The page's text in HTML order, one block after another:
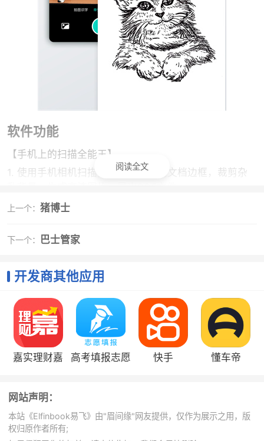
软件功能
【手机上的扫描全能王】
1. 使用手机相机扫描拍照，自动识别文档边框，裁剪杂
2. 高品质扫描，自动优化图片获取高质量的扫描件，媲
3. 多种图像处理模式，文档、绘画、黑白多种效果可
档。
【免费OCR文字识别】
1. 识别图片中的文字，高准确率，支持中文、英文、法
语等多种语言。
2. 可以对识别的文字编辑、复制、分享。
【手写笔记随处办公】
3. 在课堂、办公室和家中随处记录你的灵感。
阅读全文
上一个： 猪博士
下一个： 巴士管家
开发商其他应用
嘉实理财嘉
高考填报志愿
快手 懂车帝
网站声明：
本站《Elfinbook易飞》由"眉间缘"网友提供，仅作为展示之用，版
权归原作者所有;